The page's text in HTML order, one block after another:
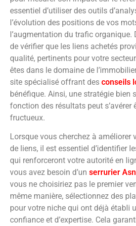
essentiel d’utiliser des outils
l’évolution des positions de vos
l’augmentation du trafic organique.
de vérifier que les liens achetés
qualité, pertinents pour votre
êtes dans le domaine de
site spécialisé offrant des conseils
bénéfique. Ainsi, une stratégie bien
fonction des résultats peut s’avérer
fructueux.
Lorsque vous cherchez à améliorer
de liens, il est essentiel d’identifier
qui renforceront votre autorité en
vous avez besoin d’un serrurier
vous ne choisiriez pas le premier
même manière, sélectionnez des
pour votre niche qui ont déjà établi
confiance et d’expertise. Cela